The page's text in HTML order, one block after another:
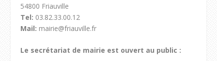
54800 Friauville
Tel: 03.82.33.00.12
Mail: mairie@friauville.fr
Le secrétariat de mairie est ouvert au public :